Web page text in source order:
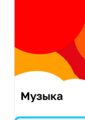
Екатеринбург
Калининград
Калуга